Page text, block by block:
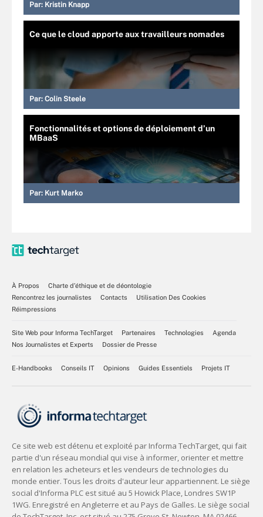
Par: Kristin Knapp
Ce que le cloud apporte aux travailleurs nomades
Par: Colin Steele
Fonctionnalités et options de déploiement d’un
MBaaS
Par: Kurt Marko
À Propos
Charte d’éthique et de déontologie
Rencontrez les journalistes
Contacts
Utilisation Des Cookies
Réimpressions
Site Web pour Informa TechTarget Partenaires Technologies
Agenda
Nos Journalistes et Experts
Dossier de Presse
E-Handbooks Conseils IT Opinions Guides Essentiels Projets IT